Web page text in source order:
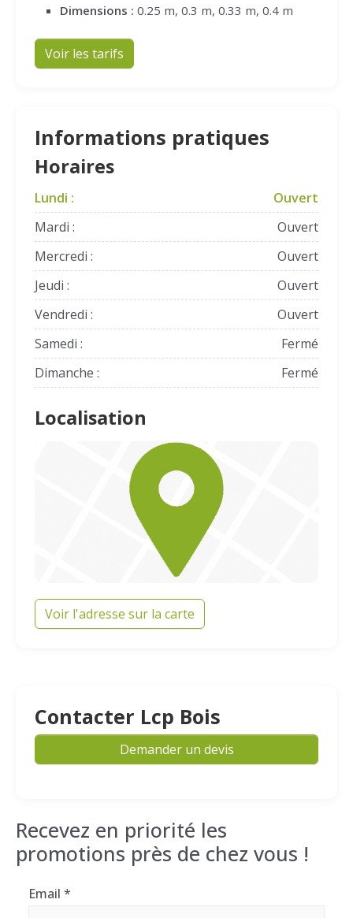
Dimensions : 0.25 m, 0.3 m, 0.33 m, 0.4 m
Voir les tarifs
Informations pratiques
Horaires
Lundi :
Ouvert
Mardi :
Ouvert
Mercredi :
Ouvert
Jeudi :
Ouvert
Vendredi :
Ouvert
Samedi :
Fermé
Dimanche :
Fermé
Localisation
Voir l'adresse sur la carte
Contacter Lcp Bois
Demander un devis
Recevez en priorité les
promotions près de chez vous !
Email *